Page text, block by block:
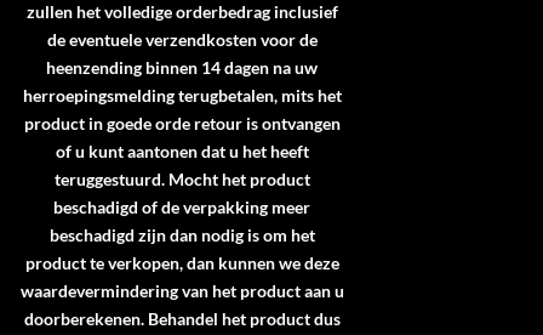
zullen het volledige orderbedrag inclusief
de eventuele verzendkosten voor de
heenzending binnen 14 dagen na uw
herroepingsmelding terugbetalen, mits het
product in goede orde retour is ontvangen
of u kunt aantonen dat u het heeft
teruggestuurd. Mocht het product
beschadigd of de verpakking meer
beschadigd zijn dan nodig is om het
product te verkopen, dan kunnen we deze
waardevermindering van het product aan u
doorberekenen. Behandel het product dus